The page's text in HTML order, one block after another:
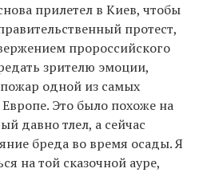
прилетел в Киев, чтобы
протест,
пророссийского
зрителю эмоции,
одной из самых
Это было похоже на
давно тлел, а сейчас
бреда во время осады. Я
на той сказочной ауре,